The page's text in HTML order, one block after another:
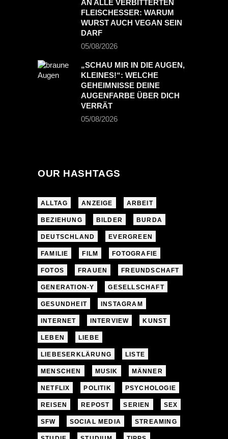
AN ALLE VERBITTERTEN
FLEISCHESSER: WARUM
WURST AUCH VEGAN SEIN
DARF
05/08/2026
„SCHAU MIR IN DIE AUGEN,
KLEINES!“: WELCHE
GEHEIMNISSE DEINE
AUGENFARBE ÜBER DICH
VERRÄT
05/08/2026
OUR HASHTAGS
ALLTAG ANZEIGE ARBEIT
BEZIEHUNG BILDER BURDA
DEUTSCHLAND EVERGREEN
FAMILIE FILM FOTOGRAFIE
FOTOS FRAUEN FREUNDSCHAFT
GENERATION-Y GESELLSCHAFT
GESUNDHEIT INSTAGRAM
INTERNET INTERVIEW KUNST
LEBEN LIEBE
LIEBESERKLÄRUNG LISTE
MENSCHEN MUSIK MÄNNER
NETFLIX POLITIK PSYCHOLOGIE
REISEN REPOST SERIEN SEX
SFW SOCIAL MEDIA STREAMING